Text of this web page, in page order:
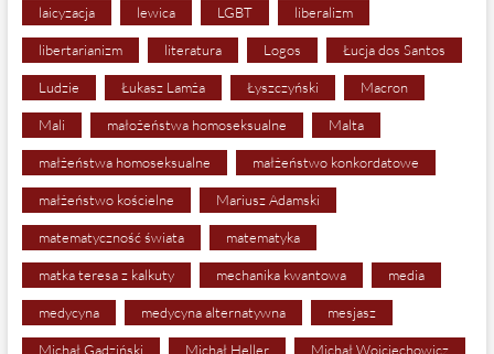
laicyzacja lewica LGBT liberalizm
libertarianizm literatura Logos Łucja dos Santos
Ludzie Łukasz Lamża Łyszczyński Macron
Mali małożeństwa homoseksualne Malta
małżeństwa homoseksualne małżeństwo konkordatowe
małżeństwo kościelne Mariusz Adamski
matematyczność świata matematyka
matka teresa z kalkuty mechanika kwantowa media
medycyna medycyna alternatywna mesjasz
Michał Gadziński Michał Heller Michał Wojciechowicz